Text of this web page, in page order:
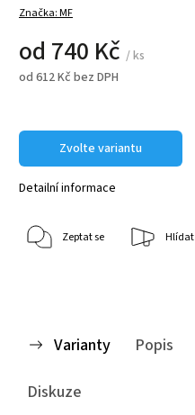
Značka:MF
od 740 Kč / ks
od 612 Kč bez DPH
Zvolte variantu
Detailní informace
Zeptat se Hlídat
Varianty Popis
Diskuze